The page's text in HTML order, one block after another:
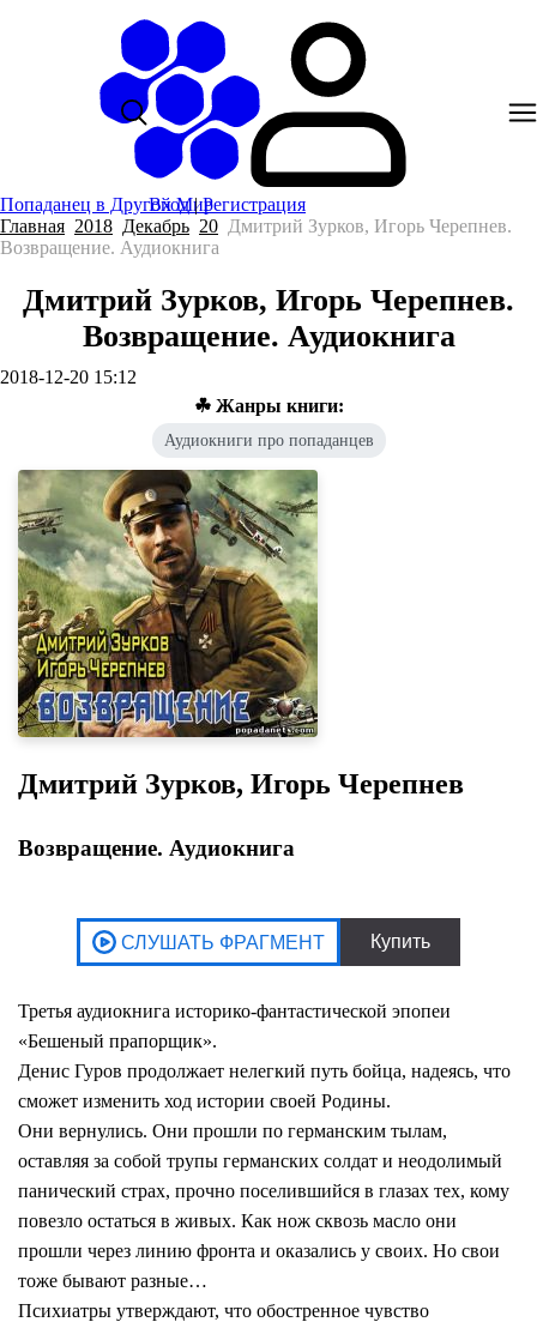
Попаданец в Другой Мир
Вход|Регистрация
Главная 2018 Декабрь 20 Дмитрий Зурков, Игорь Черепнев.
Возвращение. Аудиокнига
Дмитрий Зурков, Игорь Черепнев.
Возвращение. Аудиокнига
2018-12-20 15:12
☘ Жанры книги:
Аудиокниги про попаданцев
Дмитрий Зурков, Игорь Черепнев
Возвращение. Аудиокнига
Третья аудиокнига историко-фантастической эпопеи
«Бешеный прапорщик».
Денис Гуров продолжает нелегкий путь бойца, надеясь, что
сможет изменить ход истории своей Родины.
Они вернулись. Они прошли по германским тылам,
оставляя за собой трупы германских солдат и неодолимый
панический страх, прочно поселившийся в глазах тех, кому
повезло остаться в живых. Как нож сквозь масло они
прошли через линию фронта и оказались у своих. Но свои
тоже бывают разные…
Психиатры утверждают, что обостренное чувство